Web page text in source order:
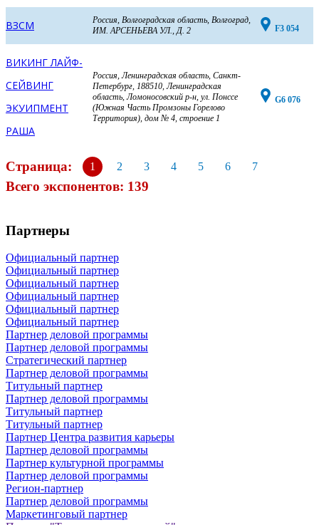
ВЗСМ
Россия, Волгоградская область, Волгоград,
ИМ. АРСЕНЬЕВА УЛ., Д. 2
F3 054
ВИКИНГ ЛАЙФ-
СЕЙВИНГ
ЭКУИПМЕНТ
РАША
Россия, Ленинградская область, Санкт-
Петербург, 188510, Ленинградская
область, Ломоносовский р-н, ул. Понссе
(Южная Часть Промзоны Горелово
Территория), дом № 4, строение 1
G6 076
Страница: 1 2 3 4 5 6 7
Всего экспонентов: 139
Партнеры
Официальный партнер
Официальный партнер
Официальный партнер
Официальный партнер
Официальный партнер
Официальный партнер
Партнер деловой программы
Партнер деловой программы
Стратегический партнер
Партнер деловой программы
Титульный партнер
Партнер деловой программы
Титульный партнер
Титульный партнер
Партнер Центра развития карьеры
Партнер деловой программы
Партнер культурной программы
Партнер деловой программы
Регион-партнер
Партнер деловой программы
Маркетинговый партнер